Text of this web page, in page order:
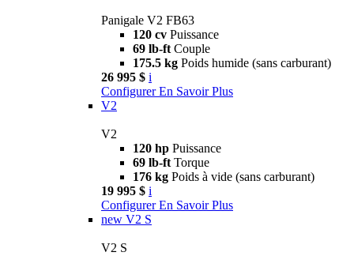
Panigale V2 FB63
120 cv Puissance
69 lb-ft Couple
175.5 kg Poids humide (sans carburant)
26 995 $ i
Configurer En Savoir Plus
V2
V2
120 hp Puissance
69 lb-ft Torque
176 kg Poids à vide (sans carburant)
19 995 $ i
Configurer En Savoir Plus
new V2 S
V2 S